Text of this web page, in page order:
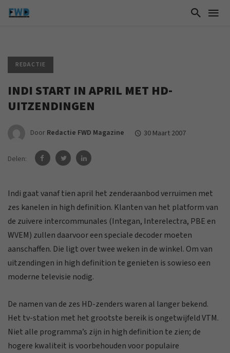
REDACTIE
INDI START IN APRIL MET HD-
UITZENDINGEN
Door Redactie FWD Magazine 30 Maart 2007
Delen:
Indi gaat vanaf tien april het zenderaanbod verruimen met
zes kanelen in high definition. Klanten van het platform van
de zuivere intercommunales (Integan, Interelectra, PBE en
WVEM) zullen daarvoor een speciale decoder moeten
aanschaffen. Die ligt over twee weken in de winkel. Om van
uitzendingen in high definition te genieten is sowieso een
moderne televisie nodig.
De namen van de zes HD-zenders waren al langer bekend.
Het tv-station met het grootste bereik is ongetwijfeld VTM.
Niet alle programma’s zijn in high definition te zien; de
hogere kwaliteit is voorbehouden voor populaire